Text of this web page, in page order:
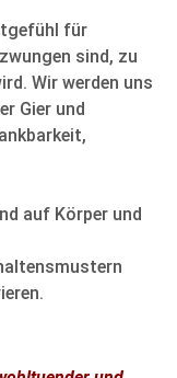
für
sind, zu
Wir werden uns
Gier und
auf Körper und